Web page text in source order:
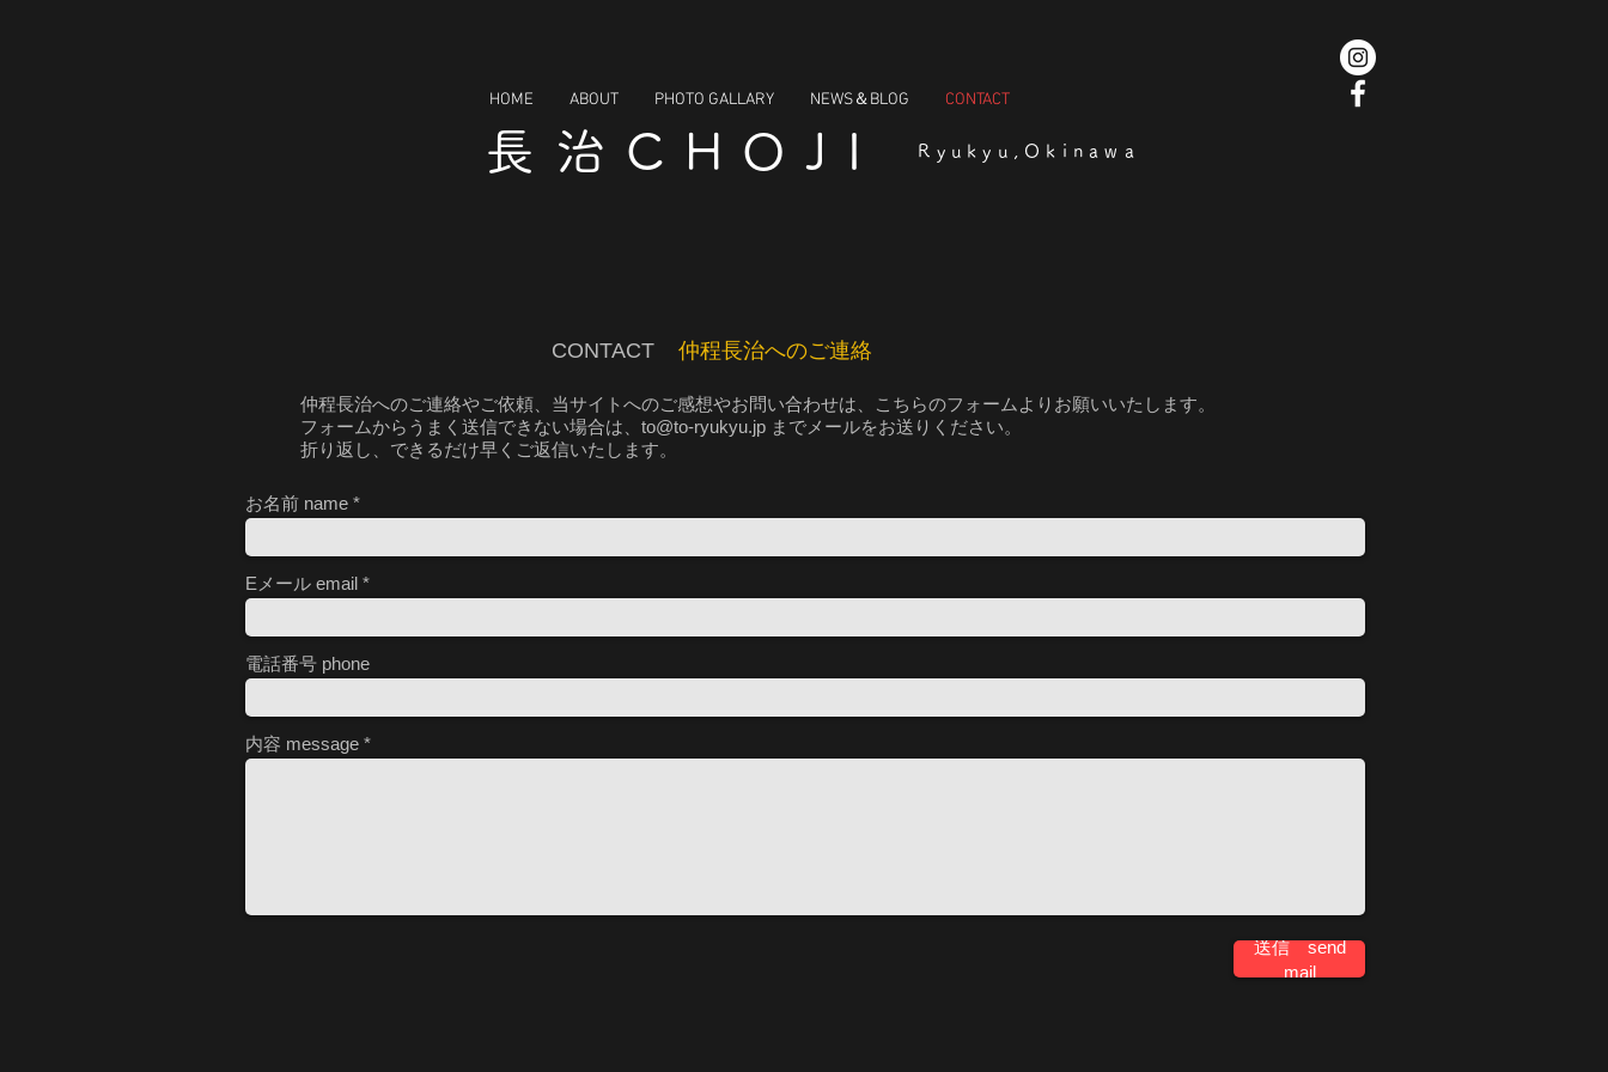
HOME ABOUT PHOTO GALLARY NEWS＆BLOG CONTACT
長治CHOJI Ryukyu,Okinawa
CONTACT 仲程長治へのご連絡
​仲程長治へのご連絡やご依頼、 当サイトへのご感想やお問い合わせは、
こちらのフォームよりお願いいたします。
フォームからうまく送信できない場合は、 to@to-ryukyu.jp までメールをお送りください。
折り返し、できるだけ早くご返信いたします。
お名前 name
Eメール email
電話番号 phone
内容 message
送信 send
mail